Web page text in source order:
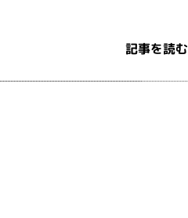
記事を読む